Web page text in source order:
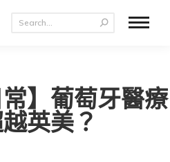
常】葡萄牙醫療
英美？